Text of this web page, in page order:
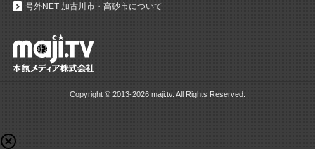
号外NET 加古川市・高砂市について
Copyright © 2013-2026 maji.tv. All Rights Reserved.